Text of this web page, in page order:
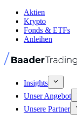
Aktien
Krypto
Fonds & ETFs
Anleihen
Insights
Unser Angebot
Unsere Partner